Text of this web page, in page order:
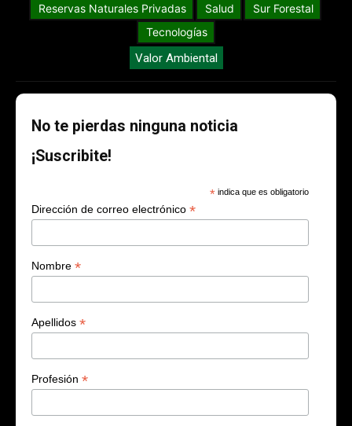
Reservas Naturales Privadas
Salud
Sur Forestal
Tecnologías
Valor Ambiental
No te pierdas ninguna noticia
¡Suscribite!
* indica que es obligatorio
Dirección de correo electrónico *
Nombre *
Apellidos *
Profesión *